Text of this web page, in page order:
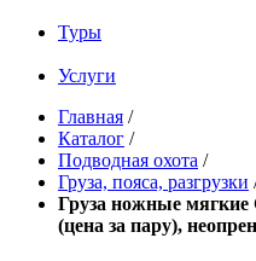
Туры
Услуги
Главная /
Каталог /
Подводная охота /
Груза, пояса, разгрузки
Груза ножные
(цена за пару), неопрен